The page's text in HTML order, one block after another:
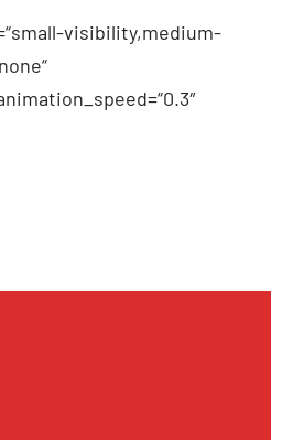
visibility,medium-